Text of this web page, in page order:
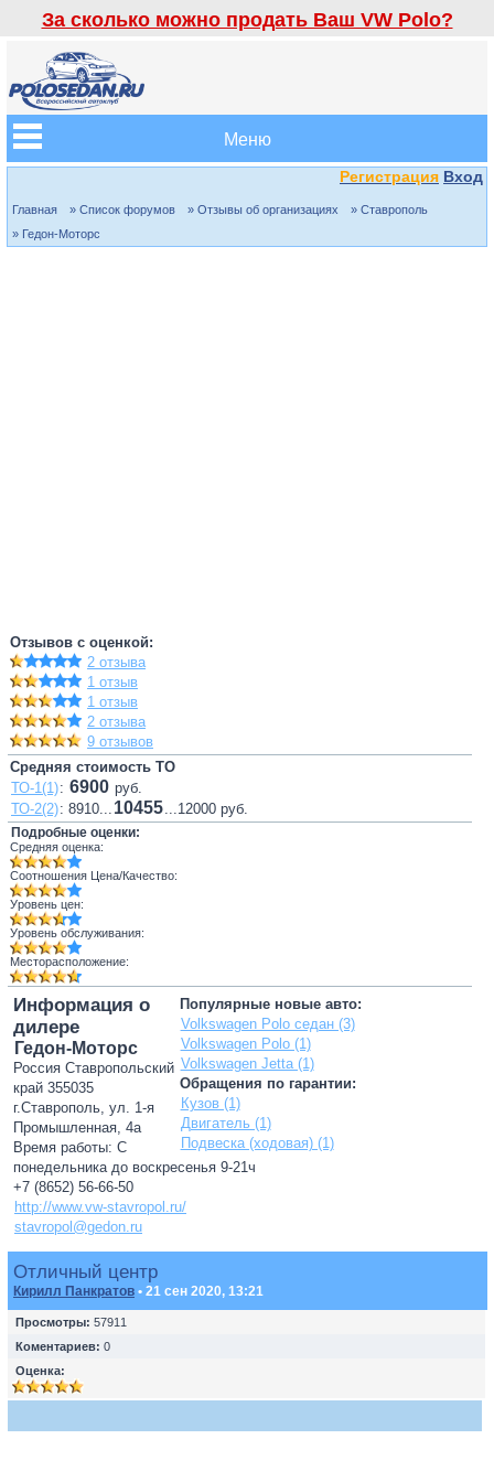
За сколько можно продать Ваш VW Polo?
Меню
Регистрация Вход
Главная » Список форумов » Отзывы об организациях
» Ставрополь
» Гедон-Моторс
Отзывов с оценкой:
2 отзыва
1 отзыв
1 отзыв
2 отзыва
9 отзывов
Средняя стоимость ТО
ТО-1(1): 6900 руб.
ТО-2(2): 8910... 10455...12000 руб.
Подробные оценки:
Средняя оценка:
Соотношения Цена/Качество:
Уровень цен:
Уровень обслуживания:
Месторасположение:
Популярные новые авто:
Volkswagen Polo седан (3)
Volkswagen Polo (1)
Volkswagen Jetta (1)
Обращения по гарантии:
Кузов (1)
Двигатель (1)
Подвеска (ходовая) (1)
Информация о
дилере
Гедон-Моторс
Россия Ставропольский
край 355035
г.Ставрополь, ул. 1-я
Промышленная, 4а
Время работы: С
понедельника до воскресенья 9-21ч
+7 (8652) 56-66-50
http://www.vw-stavropol.ru/
stavropol@gedon.ru
Отличный центр
Кирилл Панкратов • 21 сен 2020, 13:21
Просмотры: 57911
Коментариев: 0
Оценка: